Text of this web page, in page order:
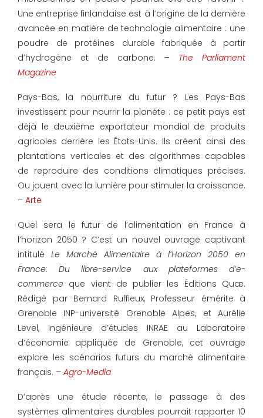
Une entreprise finlandaise est à l’origine de la dernière
avancée en matière de technologie alimentaire : une
poudre de protéines durable fabriquée à partir
d’hydrogène et de carbone. – The Parliament
Magazine
Pays-Bas, la nourriture du futur ? Les Pays-Bas
investissent pour nourrir la planète : ce petit pays est
déjà le deuxième exportateur mondial de produits
agricoles derrière les États-Unis. Ils créent ainsi des
plantations verticales et des algorithmes capables
de reproduire des conditions climatiques précises.
Ou jouent avec la lumière pour stimuler la croissance.
– Arte
Quel sera le futur de l’alimentation en France à
l’horizon 2050 ? C’est un nouvel ouvrage captivant
intitulé Le Marché Alimentaire à l’Horizon 2050 en
France: Du libre-service aux plateformes d’e-
commerce que vient de publier les Éditions Quæ.
Rédigé par Bernard Ruffieux, Professeur émérite à
Grenoble INP-université Grenoble Alpes, et Aurélie
Level, Ingénieure d’études INRAE au Laboratoire
d’économie appliquée de Grenoble, cet ouvrage
explore les scénarios futurs du marché alimentaire
français. – Agro-Media
D’après une étude récente, le passage à des
systèmes alimentaires durables pourrait rapporter 10